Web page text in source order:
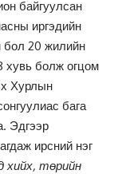
байгуулсан
иргэдийн
бол 20 жилийн
хувь болж огцом
Хурлын
бага
Эдгээр
ирсний нэг
хийх, төрийн